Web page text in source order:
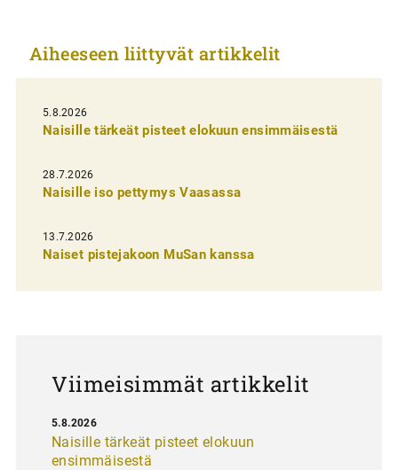
e
i
e
n
s
e
l
Aiheeseen liittyvät artikkelit
5.8.2026
Naisille tärkeät pisteet elokuun ensimmäisestä
28.7.2026
Naisille iso pettymys Vaasassa
13.7.2026
Naiset pistejakoon MuSan kanssa
Viimeisimmät artikkelit
Naisille tärkeät pisteet elokuun
ensimmäisestä
5.8.2026